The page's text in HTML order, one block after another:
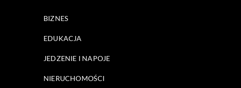
BIZNES
EDUKACJA
JEDZENIE I NAPOJE
NIERUCHOMOŚCI